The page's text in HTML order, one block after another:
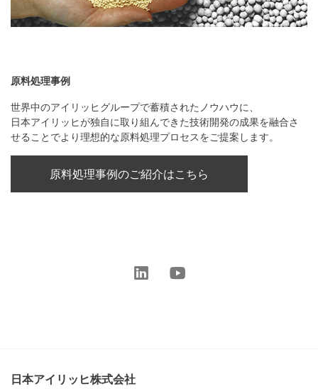
原料処理事例
世界中のアイリッヒグループで蓄積されたノウハウに、
日本アイリッヒが独自に取り組んできた技術開発の成果を融合さ
せることでより理想的な原料処理プロセスをご提案します。
原料処理事例のご紹介はこちら
日本アイリッヒ株式会社